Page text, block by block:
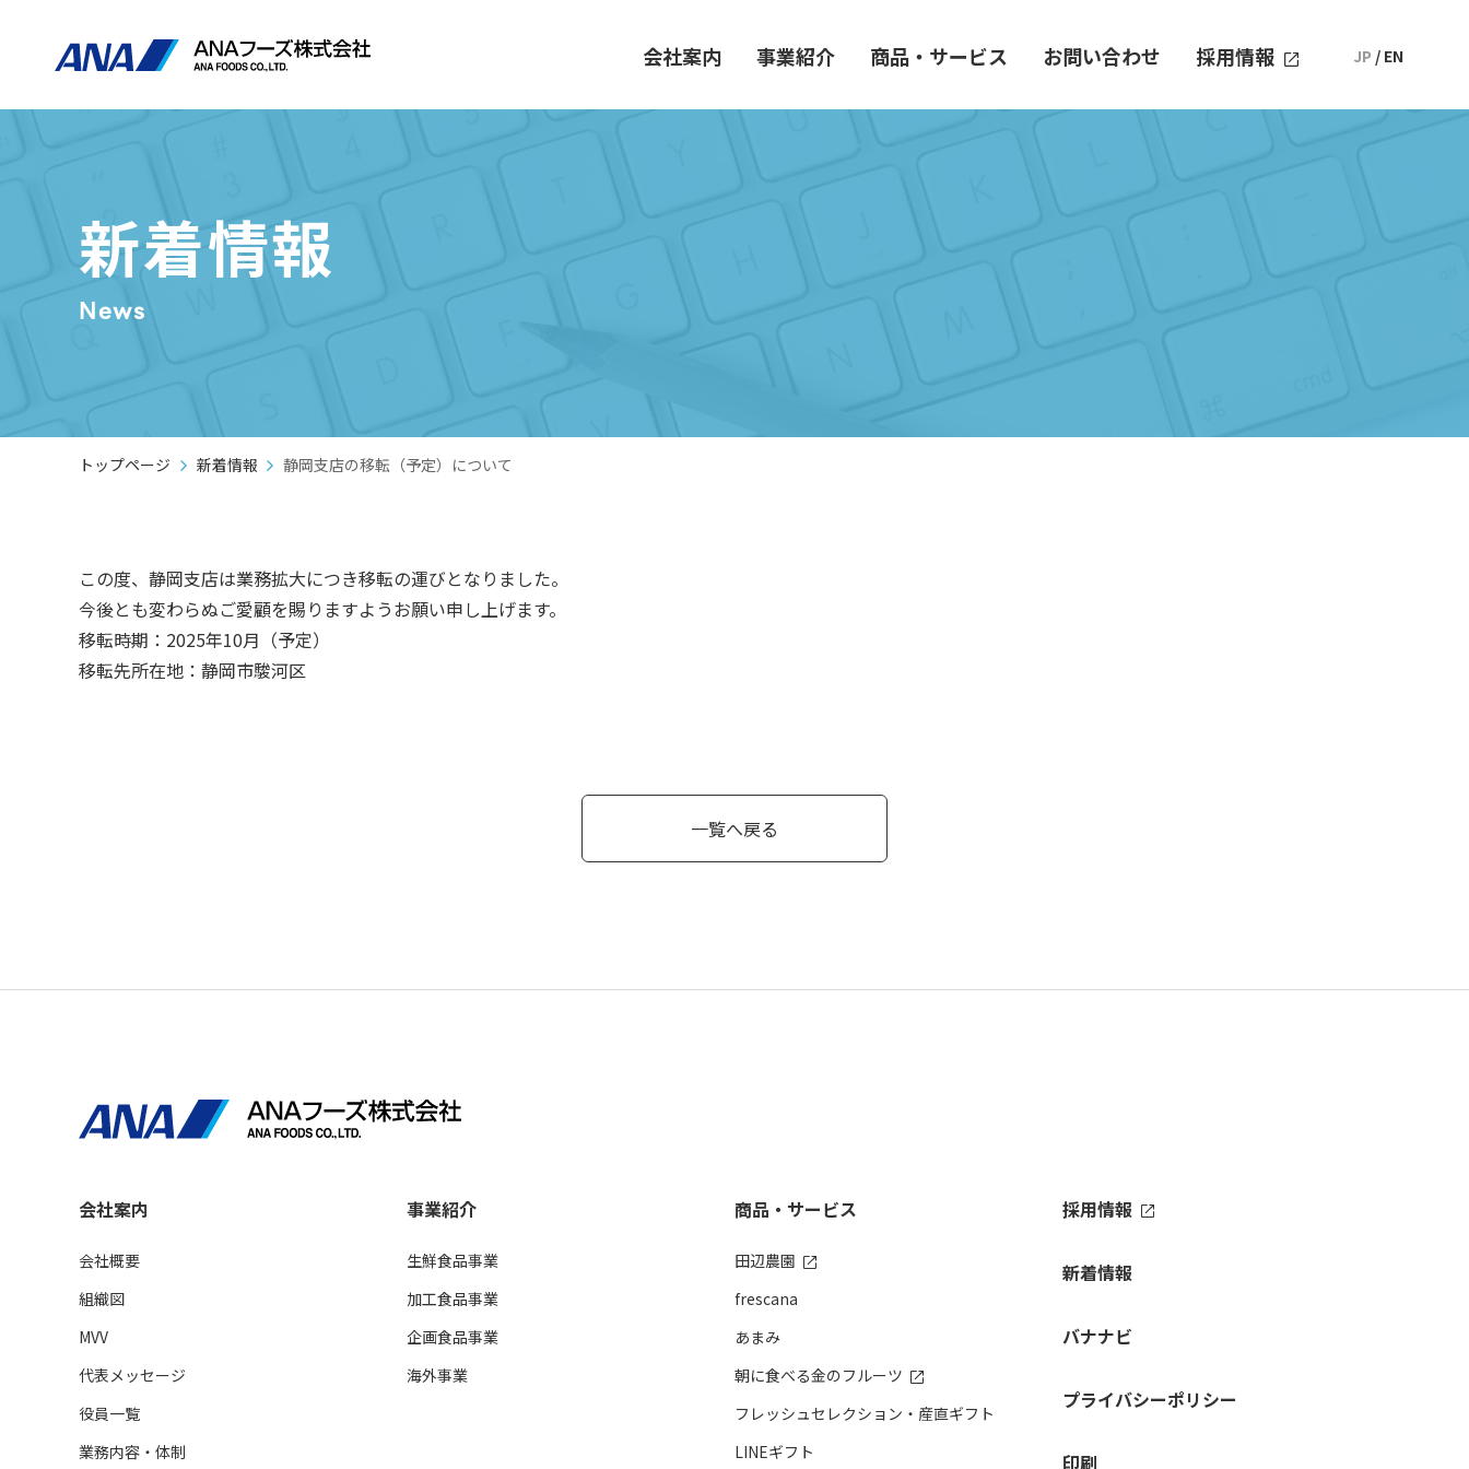
会社案内 事業紹介 商品・サービス お問い合わせ 採用情報 JP / EN
新着情報
News
トップページ 新着情報 静岡支店の移転（予定）について
この度、静岡支店は業務拡大につき移転の運びとなりました。
今後とも変わらぬご愛顧を賜りますようお願い申し上げます。
移転時期：2025年10月（予定）
移転先所在地：静岡市駿河区
一覧へ戻る
会社案内
会社概要
組織図
MVV
代表メッセージ
役員一覧
業務内容・体制
事業紹介
生鮮食品事業
加工食品事業
企画食品事業
海外事業
商品・サービス
田辺農園
frescana
あまみ
朝に食べる金のフルーツ
フレッシュセレクション・産直ギフト
LINEギフト
採用情報
新着情報
バナナビ
プライバシーポリシー
印刷